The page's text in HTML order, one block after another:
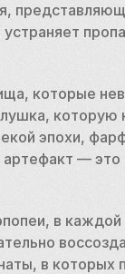
устраняет
которые
которую
эпохи,
—
в
в которых